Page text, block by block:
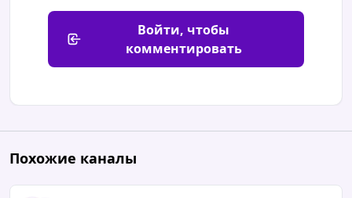
Войти, чтобы
комментировать
Похожие каналы